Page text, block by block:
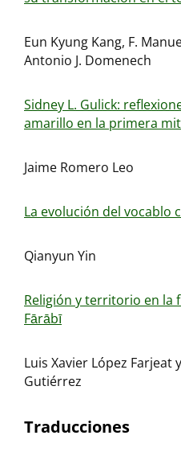
Eun Kyung Kang, F.
Antonio J. Domenech
Sidney L. Gulick:
amarillo en la primera
Jaime Romero Leo
La evolución del vocablo
Qianyun Yin
Religión y territorio en la
Fārābī
Luis Xavier López Farjeat
Gutiérrez
Traducciones